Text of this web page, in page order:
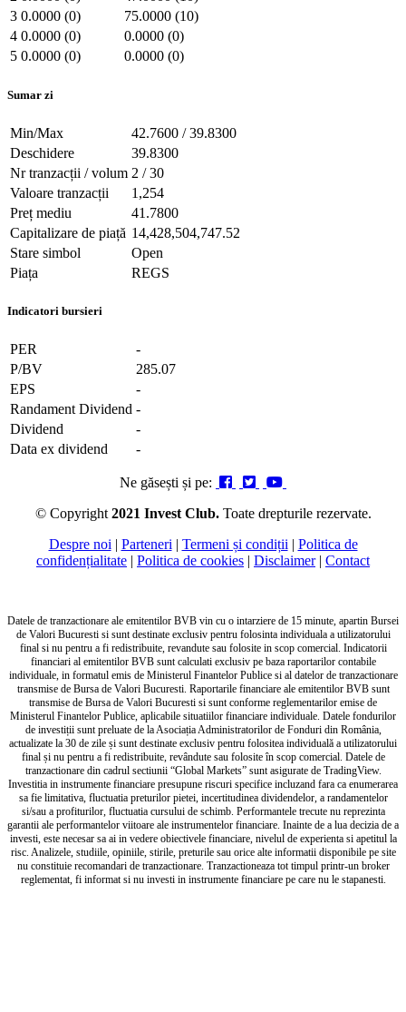
3 0.0000 (0)
75.0000 (10)
4 0.0000 (0)
0.0000 (0)
5 0.0000 (0) 0.0000 (0)
Sumar zi
Min/Max
42.7600 / 39.8300
Deschidere
39.8300
Nr tranzacții / volum 2 / 30
Valoare tranzacții
1,254
Preț mediu
41.7800
Capitalizare de piață 14,428,504,747.52
Stare simbol
Open
Piața
REGS
Indicatori bursieri
PER
-
P/BV
285.07
EPS
-
Randament Dividend -
Dividend
-
Data ex dividend
-
Ne găsești și pe:
© Copyright 2021 Invest Club. Toate drepturile rezervate.
Despre noi | Parteneri | Termeni și condiții | Politica de
confidențialitate | Politica de cookies | Disclaimer| Contact
Datele de tranzactionare ale emitentilor BVB vin cu o intarziere de 15 minute, apartin Bursei
de Valori Bucuresti si sunt destinate exclusiv pentru folosinta individuala a utilizatorului
final si nu pentru a fi redistribuite, revandute sau folosite in scop comercial. Indicatorii
financiari al emitentilor BVB sunt calculati exclusiv pe baza raportarilor contabile
individuale, in formatul emis de Ministerul Finantelor Publice si al datelor de tranzactionare
transmise de Bursa de Valori Bucuresti. Raportarile financiare ale emitentilor BVB sunt
transmise de Bursa de Valori Bucuresti si sunt conforme reglementarilor emise de
Ministerul Finantelor Publice, aplicabile situatiilor financiare individuale. Datele fondurilor
de investiții sunt preluate de la Asociația Administratorilor de Fonduri din România,
actualizate la 30 de zile și sunt destinate exclusiv pentru folositea individuală a utilizatorului
final și nu pentru a fi redistribuite, revândute sau folosite în scop comercial. Datele de
tranzactionare din cadrul sectiunii “Global Markets” sunt asigurate de TradingView.
Investitia in instrumente financiare presupune riscuri specifice incluzand fara ca enumerarea
sa fie limitativa, fluctuatia preturilor pietei, incertitudinea dividendelor, a randamentelor
si/sau a profiturilor, fluctuatia cursului de schimb. Performantele trecute nu reprezinta
garantii ale performantelor viitoare ale instrumentelor financiare. Inainte de a lua decizia de a
investi, este necesar sa ai in vedere obiectivele financiare, nivelul de experienta si apetitul la
risc. Analizele, studiile, opiniile, stirile, preturile sau orice alte informatii disponibile pe site
nu constituie recomandari de tranzactionare. Tranzactioneaza tot timpul printr-un broker
reglementat, fi informat si nu investi in instrumente financiare pe care nu le stapanesti.